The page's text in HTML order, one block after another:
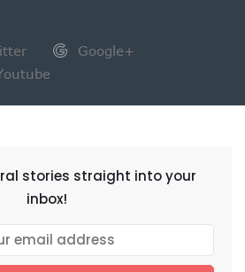
Google+
stories straight into your
inbox!